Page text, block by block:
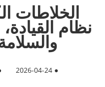
الخلاطات
نظام
●
2026-04-24